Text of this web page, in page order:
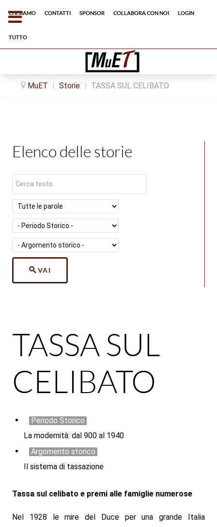
Chi siamo Contatti Sponsor Collabora con noi Login
tutto
MuET | Storie | TASSA SUL CELIBATO
Elenco delle storie
VAI
TASSA SUL
CELIBATO
Periodo Storico
La modernità: dal 900 al 1940
Argomento storico
Il sistema di tassazione
Tassa sul celibato e premi alle famiglie numerose
Nel 1928 le mire del Duce per una grande Italia